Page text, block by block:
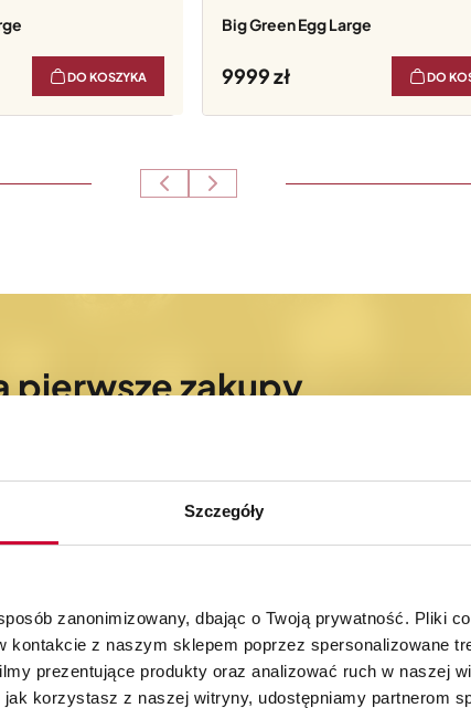
Szczegóły
zanonimizowany, dbając o Twoją prywatność. Pliki
kontakcie z naszym sklepem poprzez spersonalizowane
prezentujące produkty oraz analizować ruch w naszej
korzystasz z naszej witryny, udostępniamy partnerom
DO KOSZYKA
Big Green Egg Large
9999 DO
pierwsze zakupy
z nowościami oraz promocjami
30 dni na zwrot
produktów
Autoryzowany
KitchenAid